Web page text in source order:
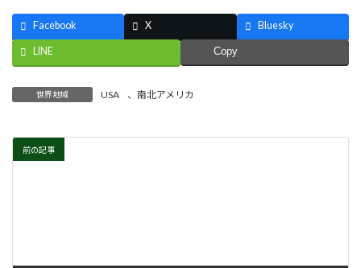
Facebook X Bluesky
LINE Copy
世界地域 USA 、 南北アメリカ
前の記事